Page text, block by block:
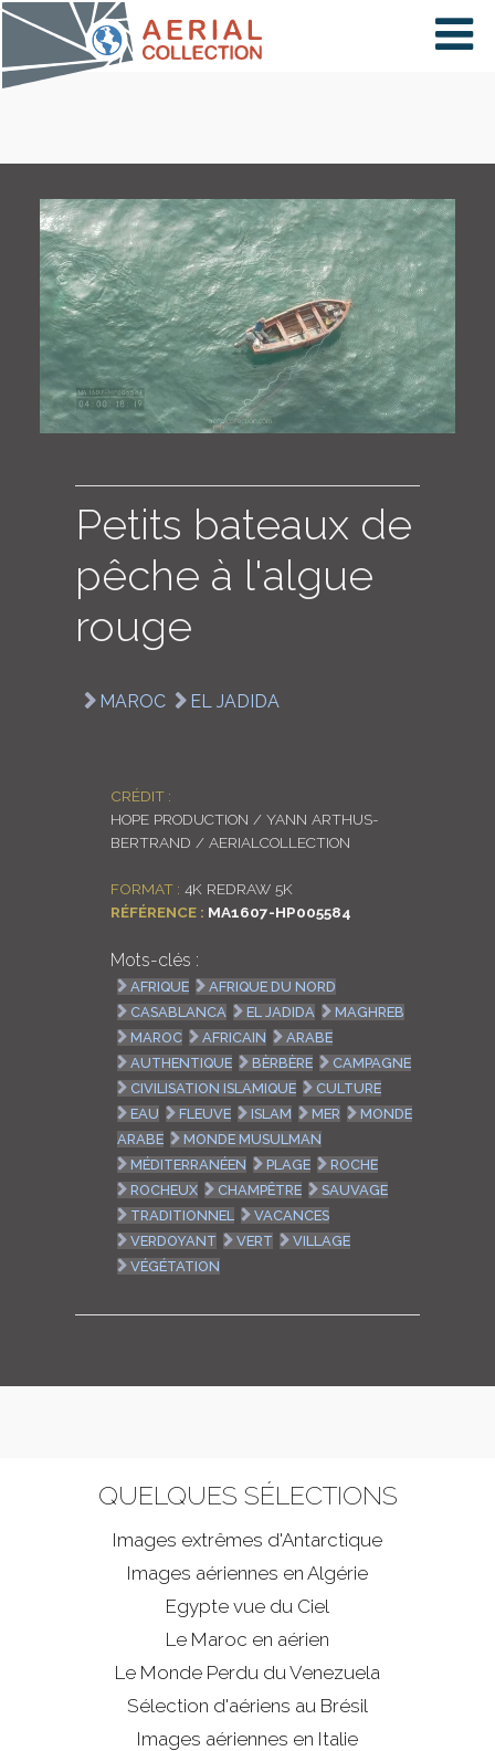
×
PAYS
CARTE
COLLECTIONS
LOGIN
ENGLISH
Petits bateaux de
pêche à l'algue
rouge
MAROC EL JADIDA
CRÉDIT :
HOPE PRODUCTION / YANN ARTHUS-
BERTRAND / AERIALCOLLECTION
FORMAT : 4K REDRAW 5K
RÉFÉRENCE : MA1607-HP005584
Mots-clés :
AFRIQUE
AFRIQUE DU NORD
CASABLANCA
EL JADIDA
MAGHREB
MAROC
AFRICAIN
ARABE
AUTHENTIQUE
BÈRBÈRE
CAMPAGNE
CIVILISATION ISLAMIQUE
CULTURE
EAU
FLEUVE ISLAM MER
MONDE
ARABE
MONDE MUSULMAN
MÉDITERRANÉEN
PLAGE
ROCHE
ROCHEUX
CHAMPÊTRE
SAUVAGE
TRADITIONNEL
VACANCES
VERDOYANT
VERT
VILLAGE
VÉGÉTATION
QUELQUES SÉLECTIONS
Images extrêmes d'Antarctique
Images aériennes en Algérie
Egypte vue du Ciel
Le Maroc en aérien
Le Monde Perdu du Venezuela
Sélection d'aériens au Brésil
Images aériennes en Italie